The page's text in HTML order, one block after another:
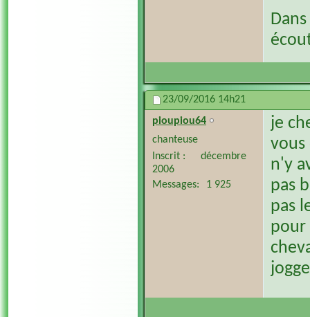
23/09/2016 14h21
pioupiou64
chanteuse
Inscrit
décembre
2006
Messages
1 925
je
vous
n'y
pas
pas
pour